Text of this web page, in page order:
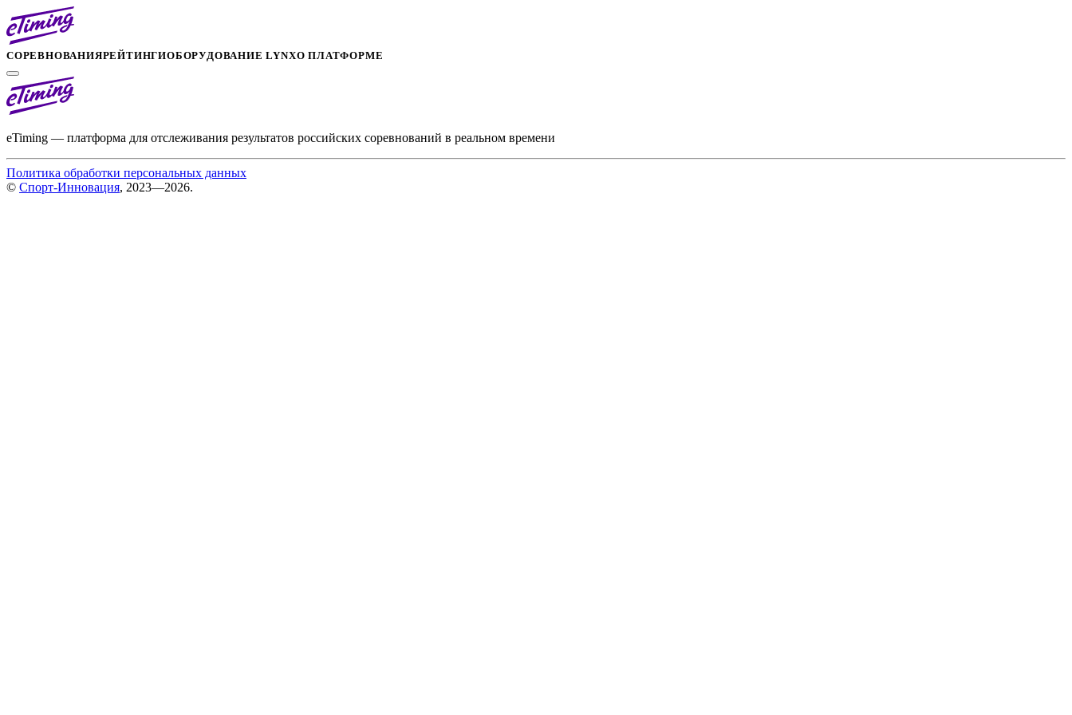
СОРЕВНОВАНИЯРЕЙТИНГИОБОРУДОВАНИЕ LYNXО ПЛАТФОРМЕ
eTiming — платформа для отслеживания результатов российских соревнований в реальном времени
Политика обработки персональных данных
© Спорт-Инновация, 2023—2026.